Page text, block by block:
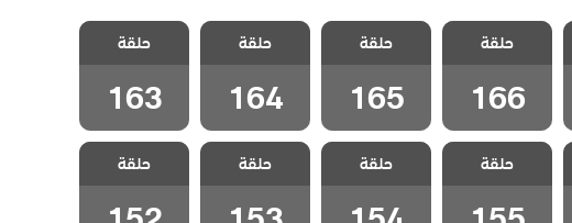
مسلسل شارع
السلام الحلقة
166
حلقة
166
مسلسل شارع
السلام الحلقة
165
حلقة
165
مسلسل شارع
السلام الحلقة
164
حلقة
164
مسلسل شارع
السلام الحلقة
163
حلقة
163
مسلسل شارع
السلام الحلقة
155
حلقة
مسلسل شارع
السلام الحلقة
154
حلقة
مسلسل شارع
السلام الحلقة
153
حلقة
مسلسل شارع
السلام الحلقة
152
حلقة